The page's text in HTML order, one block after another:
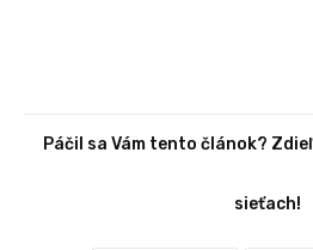
Páčil sa Vám tento článok?
sieťach!